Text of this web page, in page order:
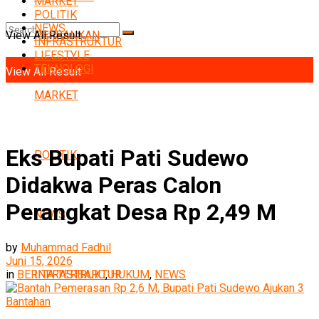
No Result
View All Result
PERBANKAN
MARKET
POLITIK
NEWS
INFRASTRUKTUR
View All Result
POLITIK
NEWS
INFRASTRUKTUR
LIFESTYLE
TEKNOLOGI
Eks Bupati Pati Sudewo
Didakwa Peras Calon
Perangkat Desa Rp 2,49 M
by Muhammad Fadhil
Juni 15, 2026
in BERITA TERBARU,HUKUM, NEWS